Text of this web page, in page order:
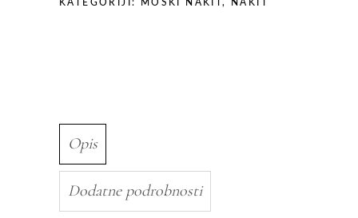
KATEGORIJI: MOŠKI NAKIT, NAKIT
Opis
Dodatne podrobnosti